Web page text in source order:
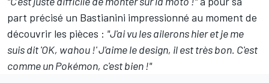
part précisé un Bastianini impressionné au moment de
découvrir les pièces : "J'ai vu les ailerons hier et je me
suis dit 'OK, wahou !' J'aime le design, il est très bon. C'est
comme un Pokémon, c'est bien !"